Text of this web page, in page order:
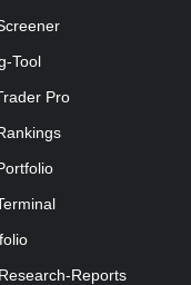
Tool
Pro
Reports